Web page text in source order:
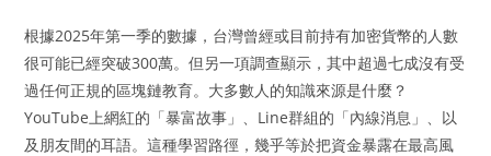
根據2025年第一季的數據，台灣曾經或目前持有加密貨幣的人數
很可能已經突破300萬。但另一項調查顯示，其中超過七成沒有受
過任何正規的區塊鏈教育。大多數人的知識來源是什麼？
YouTube上網紅的「暴富故事」、Line群組的「內線消息」、以
及朋友間的耳語。這種學習路徑，幾乎等於把資金暴露在最高風